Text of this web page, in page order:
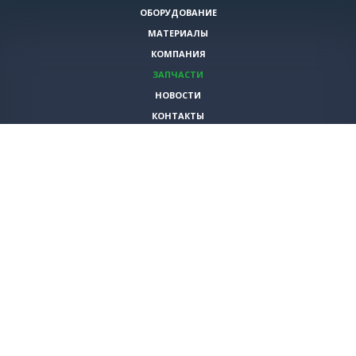
ОБОРУДОВАНИЕ
МАТЕРИАЛЫ
КОМПАНИЯ
ЗАПЧАСТИ
НОВОСТИ
КОНТАКТЫ